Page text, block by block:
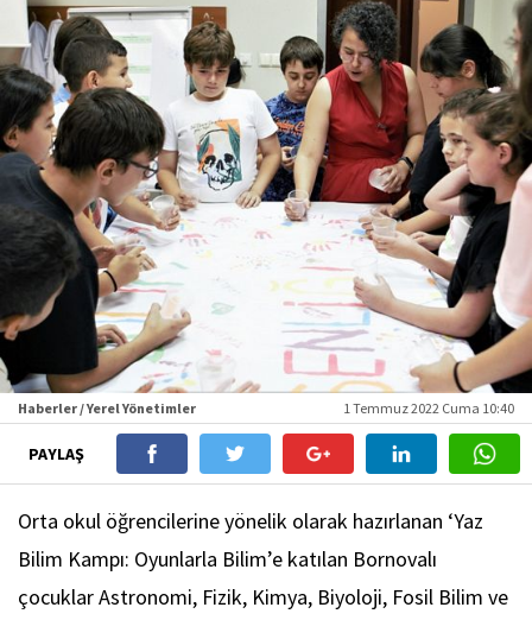
Haberler / Yerel Yönetimler 1 Temmuz 2022 Cuma 10:40
PAYLAŞ
Orta okul öğrencilerine yönelik olarak hazırlanan ‘Yaz
Bilim Kampı: Oyunlarla Bilim’e katılan Bornovalı
çocuklar Astronomi, Fizik, Kimya, Biyoloji, Fosil Bilim ve